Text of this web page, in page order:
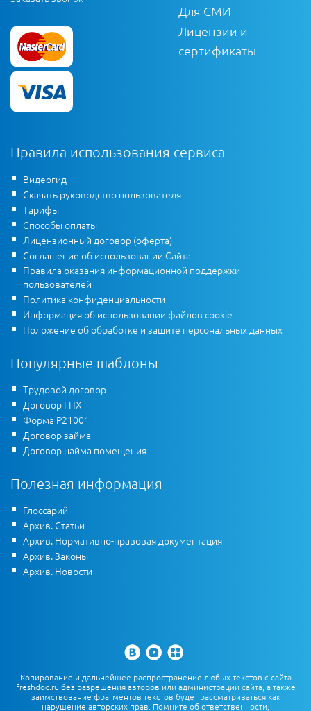
Для СМИ
Лицензии и
сертификаты
Правила использования сервиса
Видеогид
Скачать руководство пользователя
Тарифы
Способы оплаты
Лицензионный договор (оферта)
Соглашение об использовании Сайта
Правила оказания информационной поддержки
пользователей
Политика конфиденциальности
Информация об использовании файлов cookie
Положение об обработке и защите персональных данных
Популярные шаблоны
Трудовой договор
Договор ГПХ
Форма Р21001
Договор займа
Договор найма помещения
Полезная информация
Глоссарий
Архив. Статьи
Архив. Нормативно-правовая документация
Архив. Законы
Архив. Новости
Копирование и дальнейшее распространение любых текстов с сайта
freshdoc.ru без разрешения авторов или администрации сайта, а также
заимствование фрагментов текстов будет рассматриваться как
нарушение авторских прав. Помните об ответственности,